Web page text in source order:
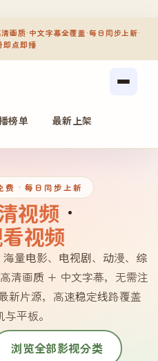
画质·中文字幕全覆盖·每日同步上新·
即点即播
榜单 最新上架
费 · 每日同步上新
视频 ·
视频
量电影、电视剧、动漫、综
清画质 + 中文字幕，无需注
新片源，高速稳定线路覆盖
平板。
浏览全部影视分类